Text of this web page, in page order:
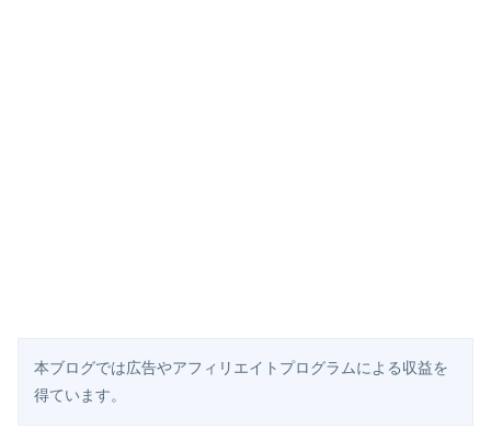
本ブログでは広告やアフィリエイトプログラムによる収益を
得ています。